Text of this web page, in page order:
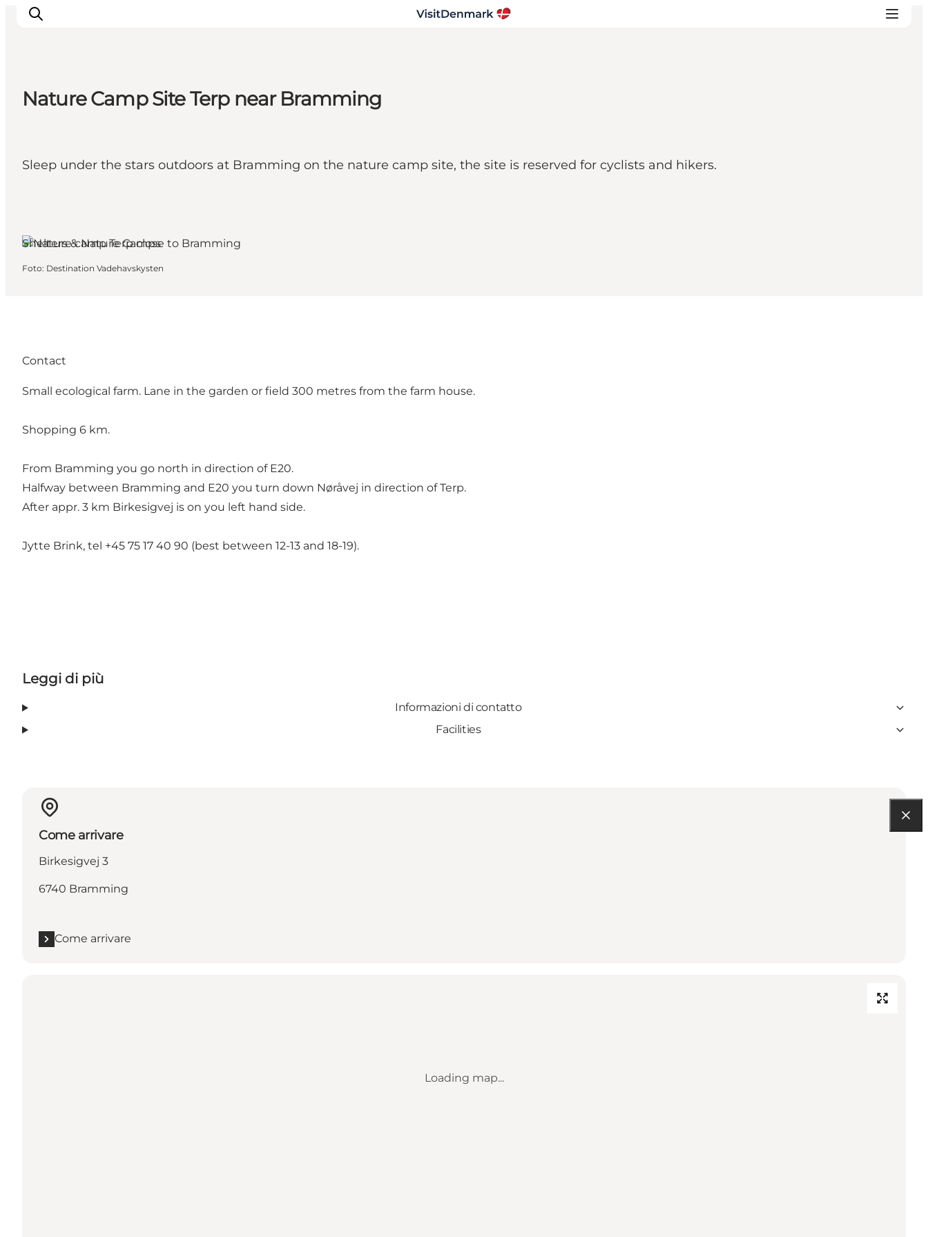
Cosa fare
Dove dormire
Nature Camp Site Terp near Bramming
Sleep under the stars outdoors at Bramming on the nature camp site, the site is reserved for cyclists and hikers.
Shelters & Nature Camps
Foto: Destination Vadehavskysten
Contact
Small ecological farm. Lane in the garden or field 300 metres from the farm house.
Shopping 6 km.
From Bramming you go north in direction of E20.
Halfway between Bramming and E20 you turn down Nøråvej in direction of Terp.
After appr. 3 km Birkesigvej is on you left hand side.
Jytte Brink, tel +45 75 17 40 90 (best between 12-13 and 18-19).
Leggi di più
Informazioni di contatto
Facilities
Come arrivare
Birkesigvej 3
6740 Bramming
Come arrivare
Loading map...